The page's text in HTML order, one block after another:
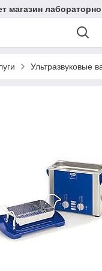
магазин
Ультразвуковые